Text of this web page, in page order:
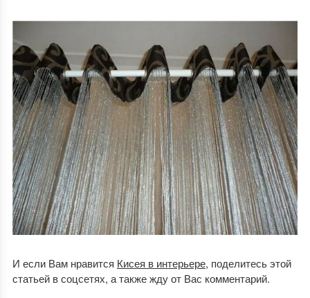
И если Вам нравится Кисея в интерьере, поделитесь этой
статьей в соцсетях, а также жду от Вас комментарий.